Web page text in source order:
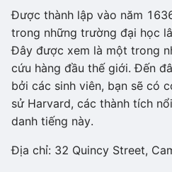
Được thành lập vào năm
trong những trường đại học
Đây được xem là một trong
cứu hàng đầu thế giới. Đến
bởi các sinh viên, bạn sẽ có
sử Harvard, các thành tích
danh tiếng này.
Địa chỉ: 32 Quincy Street,